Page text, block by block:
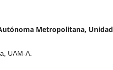
Metropolitana, Unidad
UAM-A.